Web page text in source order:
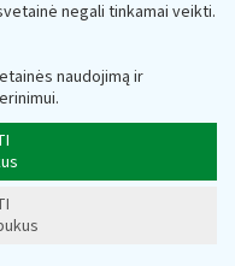
negali tinkamai veikti.
naudojimą ir